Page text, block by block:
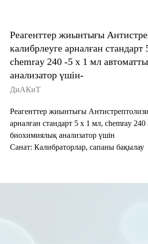
Реагенттер жиынтығы
калибрлеуге арналған стандарт
chemray 240 -5 х 1 мл
анализатор үшін-
ДиАКиТ
Реагенттер жиынтығы
арналған стандарт 5 х 1 мл, chemray
биохимиялық анализатор үшін
Санат: Калибраторлар, сапаны бақылау